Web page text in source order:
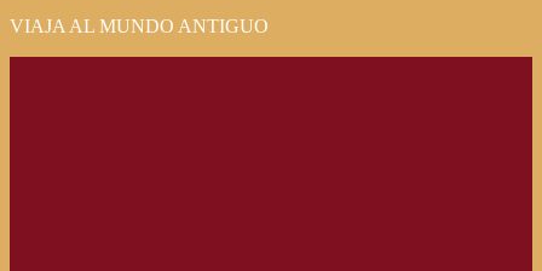
VIAJA AL MUNDO ANTIGUO